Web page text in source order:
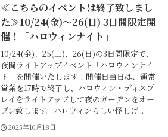
≪こちらのイベントは終了致しまし
た≫10/24(金)～26(日) 3日間限定開
催！「ハロウィンナイト」
10/24(金)、25(土)、26(日)の3日間限定で、
夜間ライトアップイベント「ハロウィンナイ
ト」を開催いたします！開催日当日は、通常
営業を17時で終了し、ハロウィン・ディスプ
レイをライトアップして夜のガーデンをオー
プン致します。ハロウィンらしい怪しげ...
2025年10月18日